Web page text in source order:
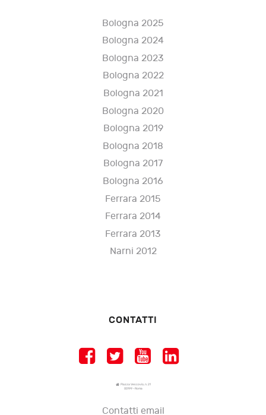
Bologna 2025
Bologna 2024
Bologna 2023
Bologna 2022
Bologna 2021
Bologna 2020
Bologna 2019
Bologna 2018
Bologna 2017
Bologna 2016
Ferrara 2015
Ferrara 2014
Ferrara 2013
Narni 2012
CONTATTI
Piazza Vescovio, n. 21
00199 - Roma
Contatti email